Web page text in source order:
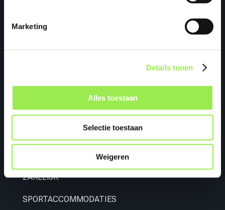
Marketing
Details tonen
Alles toestaan
Selectie toestaan
Weigeren
Bij Mackaaij Bouw- en Projectmanagement vind je
de expertise die je nodig hebt voor diverse
en zakelijke bouwprojecten, beurzen,
interieurprojecten en evenementen.
Ontdek
ZAKELIJK
SPORTACCOMMODATIES